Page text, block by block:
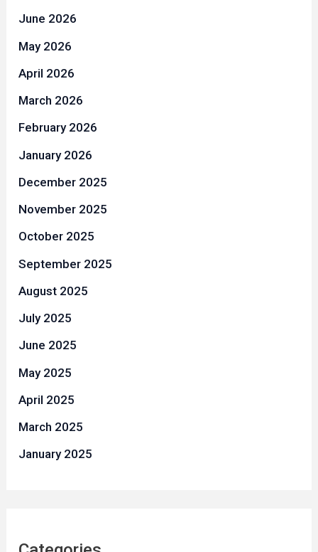
June 2026
May 2026
April 2026
March 2026
February 2026
January 2026
December 2025
November 2025
October 2025
September 2025
August 2025
July 2025
June 2025
May 2025
April 2025
March 2025
January 2025